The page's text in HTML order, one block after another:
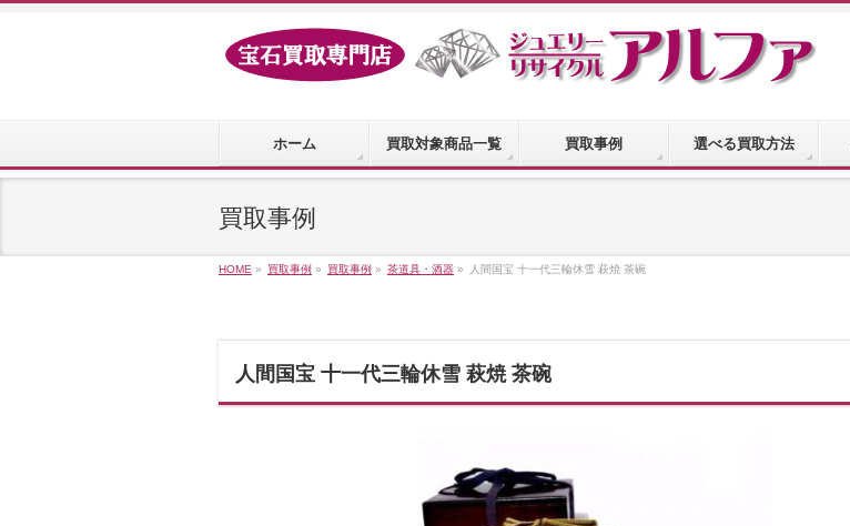
ホーム 買取対象商品一覧 買取事例 選べる買取方法
買取事例
HOME » 買取事例 » 買取事例 » 茶道具・酒器 » 人間国宝 十一代三輪休雪 萩焼 茶碗
人間国宝 十一代三輪休雪 萩焼 茶碗